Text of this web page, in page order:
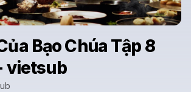
Bạo Chúa Tập 8
vietsub